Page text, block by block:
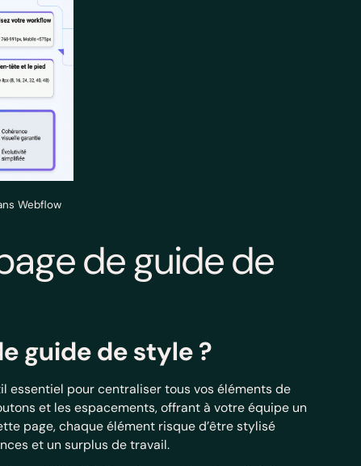
Webflow
de guide de
guide de style ?
essentiel pour centraliser tous vos éléments de
et les espacements, offrant à votre équipe un
page, chaque élément risque d’être stylisé
et un surplus de travail.